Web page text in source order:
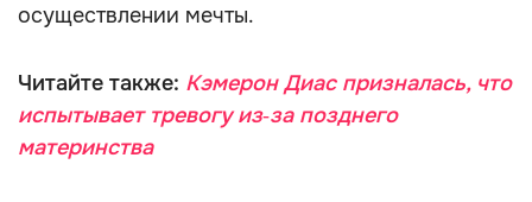
осуществлении мечты.
Читайте также: Кэмерон Диас призналась, что
испытывает тревогу из‑за позднего
материнства